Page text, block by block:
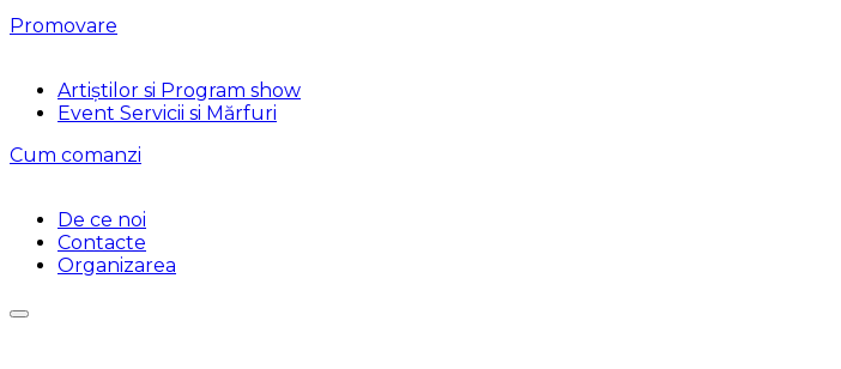
Promovare
Artiștilor si Program show
Event Servicii si Mărfuri
Cum comanzi
De ce noi
Contacte
Organizarea